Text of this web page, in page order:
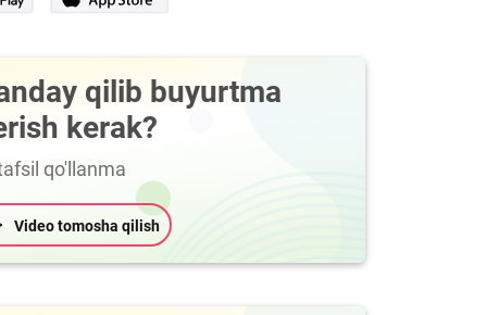
qilib buyurtma
kerak?
qo'llanma
Video tomosha qilish